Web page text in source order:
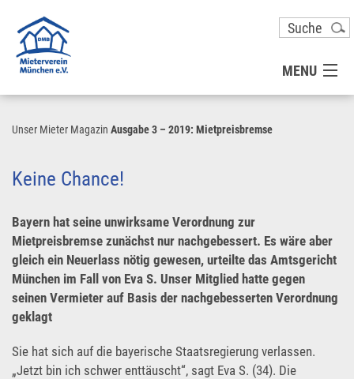
MENU
UNSER VEREIN
PRESSE
KONTAKT
UNSER SERVICE FÜR SIE
Unser Mieter Magazin Ausgabe 3 – 2019: Mietpreisbremse
Keine Chance!
Bayern hat seine unwirksame Verordnung zur
Mietpreisbremse zunächst nur nachgebessert. Es wäre aber
gleich ein Neuerlass nötig gewesen, urteilte das Amtsgericht
München im Fall von Eva S. Unser Mitglied hatte gegen
seinen Vermieter auf Basis der nachgebesserten Verordnung
geklagt
Sie hat sich auf die bayerische Staatsregierung verlassen.
„Jetzt bin ich schwer enttäuscht“, sagt Eva S. (34). Die